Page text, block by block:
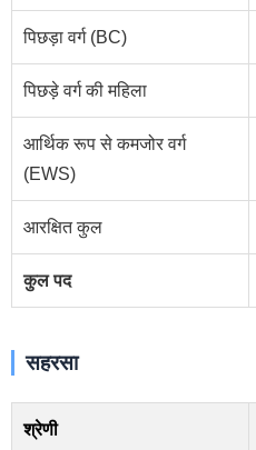
पिछड़ा वर्ग (BC)
पिछड़े वर्ग की महिला
आर्थिक रूप से कमजोर वर्ग
(EWS)
आरक्षित कुल
कुल पद
सहरसा
श्रेणी